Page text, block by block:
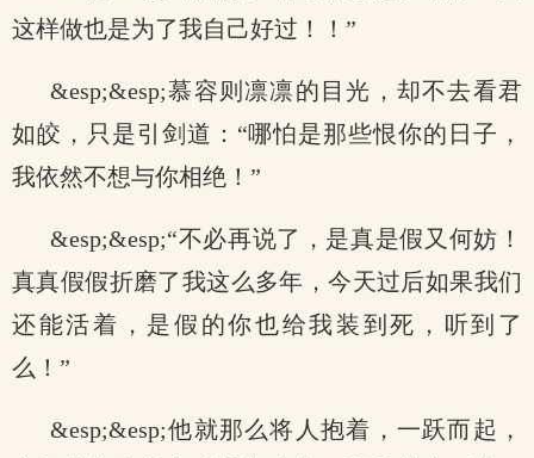
这样做也是为了我自己好过！！”
&esp;&esp;慕容则凛凛的目光，却不去看君
如皎，只是引剑道：“哪怕是那些恨你的日子，
我依然不想与你相绝！”
&esp;&esp;“不必再说了，是真是假又何妨！
真真假假折磨了我这么多年，今天过后如果我们
还能活着，是假的你也给我装到死，听到了
么！”
&esp;&esp;他就那么将人抱着，一跃而起，